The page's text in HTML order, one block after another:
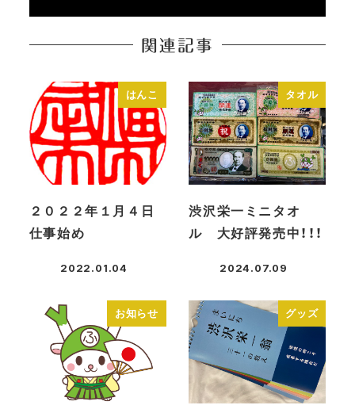
関連記事
はんこ
２０２２年１月４日
仕事始め
2022.01.04
タオル
渋沢栄一ミニタオ
ル 大好評発売中！！！
2024.07.09
お知らせ グッズ